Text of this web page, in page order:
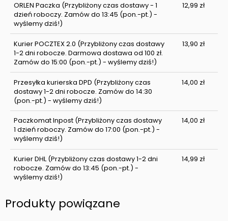
ORLEN Paczka (Przybliżony czas dostawy - 1
dzień roboczy. Zamów do 13:45 (pon.-pt.) -
wyślemy dziś!)
12,99 zł
Kurier POCZTEX 2.0 (Przybliżony czas dostawy
1-2 dni robocze. Darmowa dostawa od 100 zł.
Zamów do 15:00 (pon.-pt.) - wyślemy dziś!)
13,90 zł
Przesyłka kurierska DPD (Przybliżony czas
dostawy 1-2 dni robocze. Zamów do 14:30
(pon.-pt.) - wyślemy dziś!)
14,00 zł
Paczkomat Inpost(Przybliżony czas dostawy
1 dzień roboczy. Zamów do 17:00 (pon.-pt.) -
wyślemy dziś!)
14,00 zł
Kurier DHL(Przybliżony czas dostawy 1-2 dni
robocze. Zamów do 13:45 (pon.-pt.) -
wyślemy dziś!)
14,99 zł
Produkty powiązane